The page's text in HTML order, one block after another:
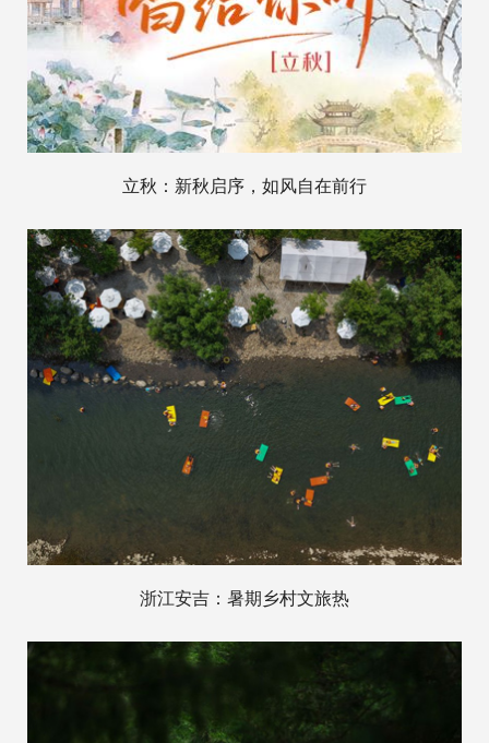
立秋：新秋启序，如风自在前行
浙江安吉：暑期乡村文旅热